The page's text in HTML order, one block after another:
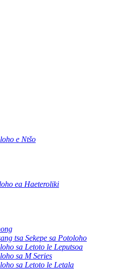
e Ntšo
ea Haeteroliki
tsa Sekepe sa Potoloho
sa Letoto le Leputsoa
sa M Series
sa Letoto le Letala